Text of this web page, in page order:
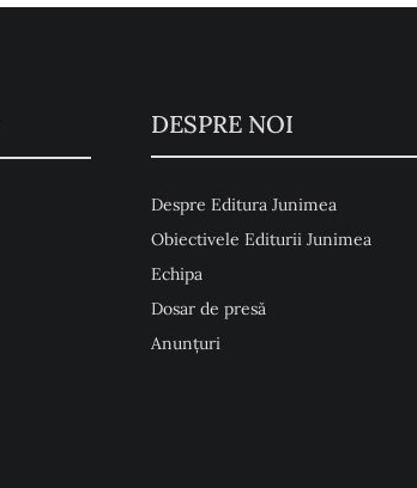
DESPRE NOI
Despre Editura Junimea
Obiectivele Editurii Junimea
Echipa
Dosar de presă
Anunţuri